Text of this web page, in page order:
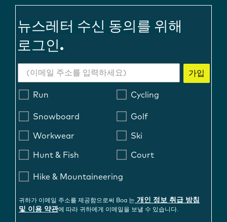
뉴스레터 수신 동의를 위해
로그인.
가입
Run Cycling
Snowboard Golf
Workwear Ski
Hunt & Fish Court
Hike & Mountaineering
귀하가 이메일 주소를 제공함으로써 Boa 는 개인 정보 취급 방침
및 이용 약관에 따라 귀하에게 이메일을 보낼 수 있습니다.